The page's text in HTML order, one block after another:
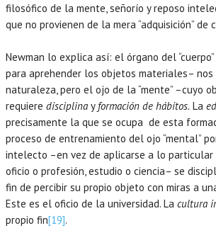
filosófico de la mente, señorío y reposo
que no provienen de la mera “adquisición” de
Newman lo explica así: el órgano del
para aprehender los objetos materiales–
naturaleza, pero el ojo de la “mente” –cuyo
requiere disciplina y formación de hábitos. La
precisamente la que se ocupa de esta
proceso de entrenamiento del ojo “mental”
intelecto –en vez de aplicarse a lo particular
oficio o profesión, estudio o ciencia– se
fin de percibir su propio objeto con miras a
Este es el oficio de la universidad. La cultura
propio fin[19].